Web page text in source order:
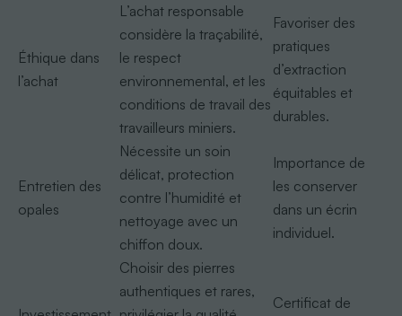
Éthique dans
l’achat
L’achat responsable
considère la traçabilité,
le respect
environnemental, et les
conditions de travail des
travailleurs miniers.
Favoriser des
pratiques
d’extraction
équitables et
durables.
Entretien des
opales
Nécessite un soin
délicat, protection
contre l’humidité et
nettoyage avec un
chiffon doux.
Importance de
les conserver
dans un écrin
individuel.
Choisir des pierres
authentiques et rares,
Certificat de